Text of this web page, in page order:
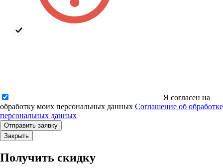
Я согласен на
обработку моих персональных данных Соглашение об обработке
персональных данных
Закрыть
Получить скидку